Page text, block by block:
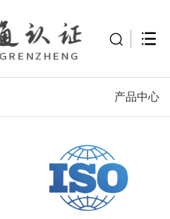
产品中心